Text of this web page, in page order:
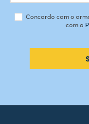
Concordo com o
com a